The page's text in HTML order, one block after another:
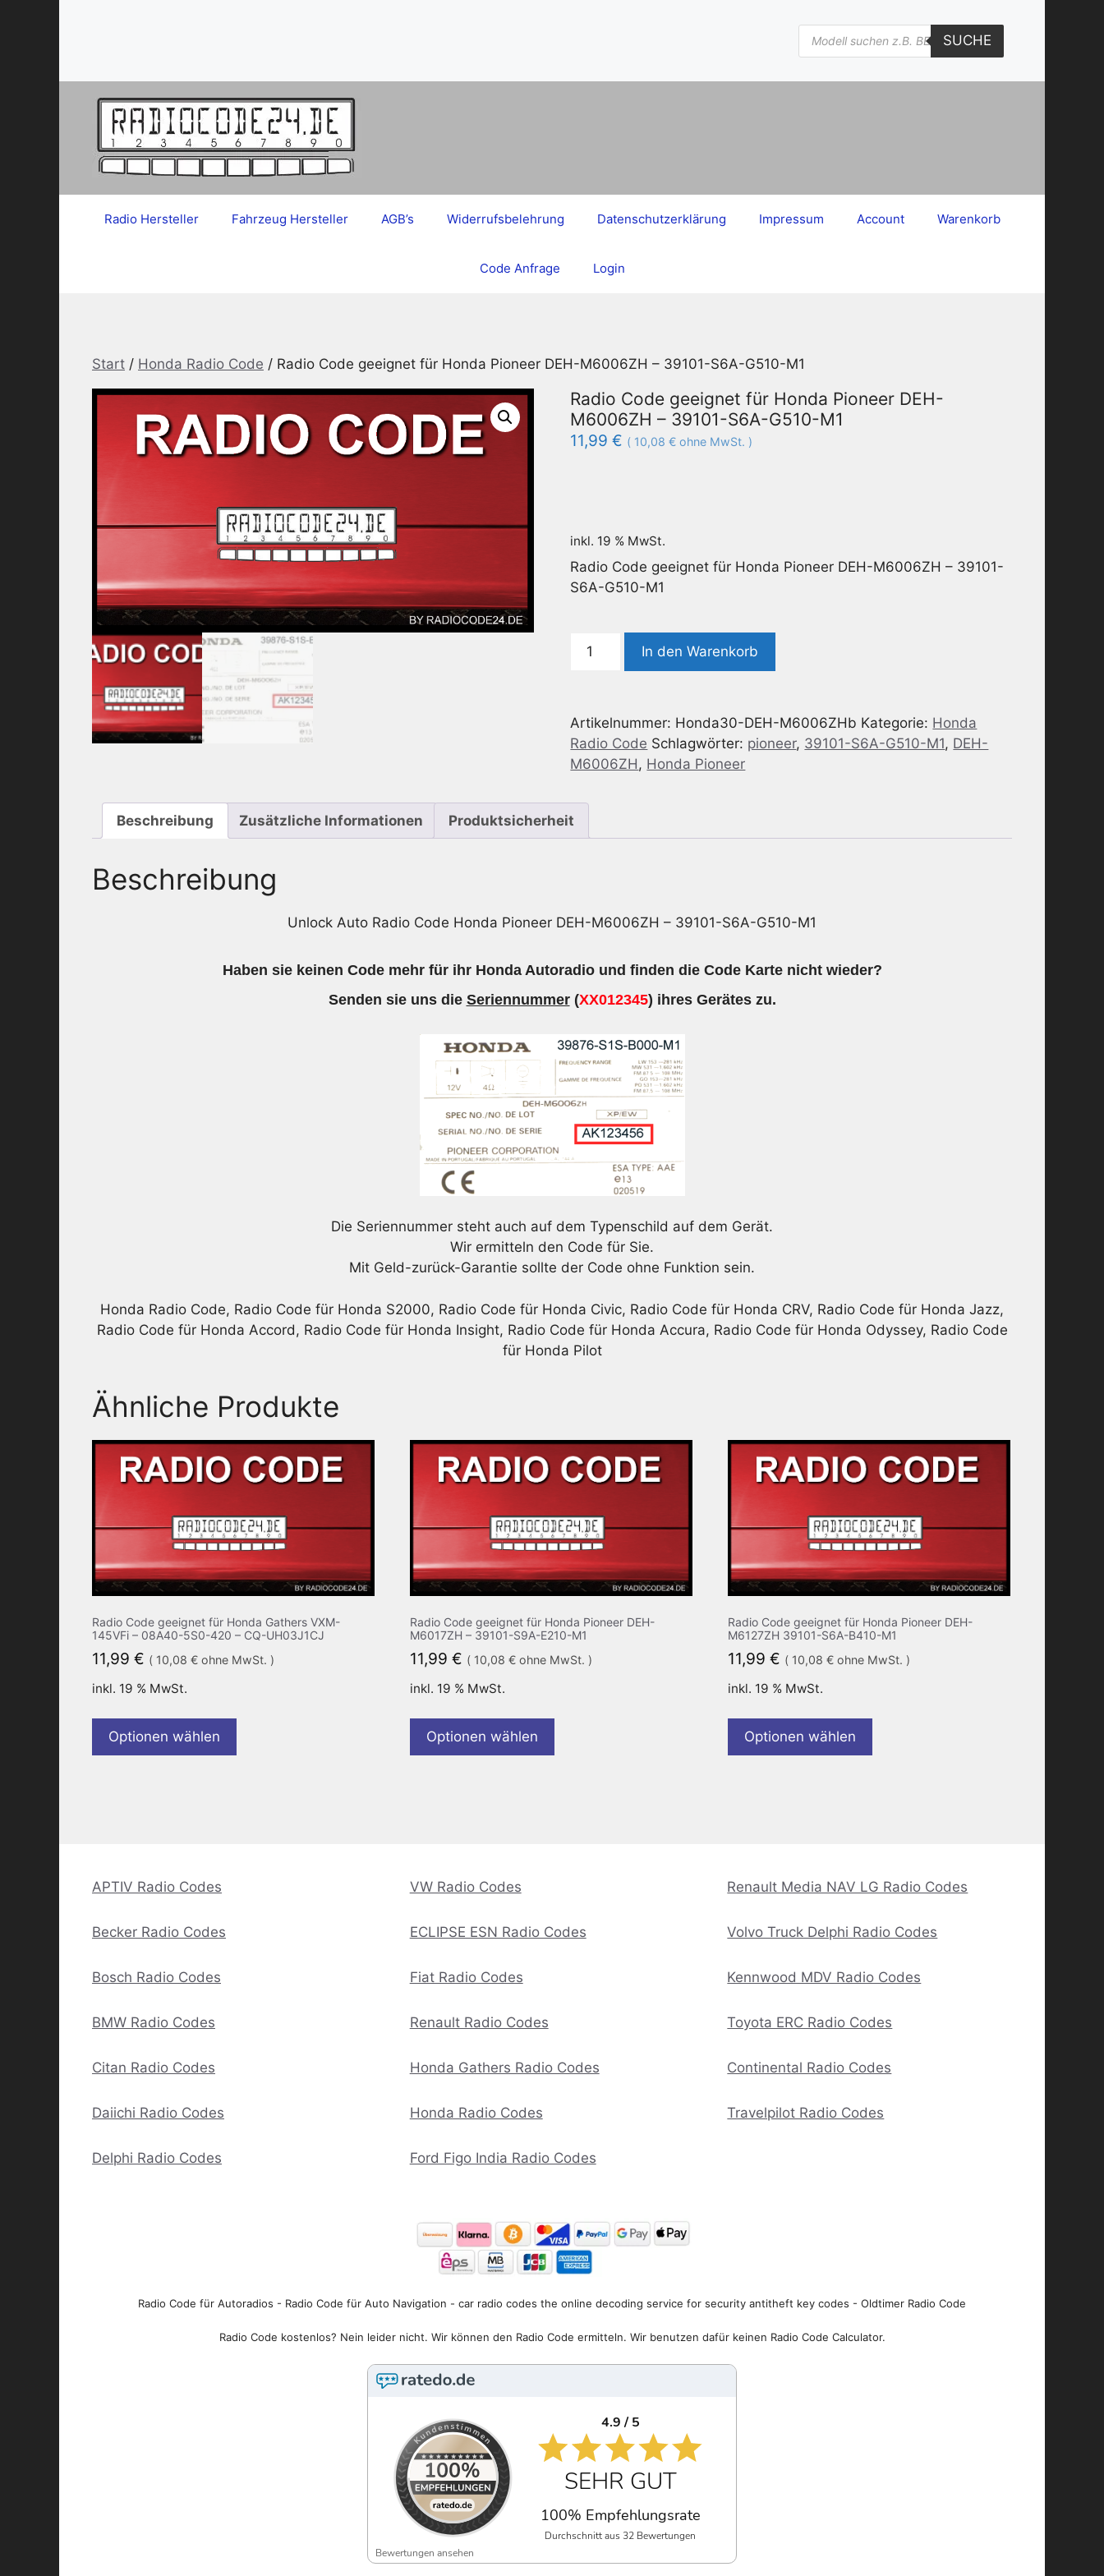
Products
search
SUCHE
Radio Hersteller Fahrzeug Hersteller AGB’s Widerrufsbelehrung Datenschutzerklärung Impressum Account Warenkorb
Code Anfrage Login
Start / Honda Radio Code / Radio Code geeignet für Honda Pioneer DEH-M6006ZH – 39101-S6A-G510-M1
Radio Code geeignet für Honda Pioneer DEH-
M6006ZH – 39101-S6A-G510-M1
11,99€ ( 10,08€ ohne MwSt. )
inkl. 19 % MwSt.
Radio Code geeignet für Honda Pioneer DEH-M6006ZH – 39101-
S6A-G510-M1
Radio
Honda
Pioneer
DEH-
-
39101-
In den Warenkorb
Artikelnummer: Honda30-DEH-M6006ZHb Kategorie: Honda
Radio Code Schlagwörter: pioneer, 39101-S6A-G510-M1, DEH-
M6006ZH, Honda Pioneer
Beschreibung Zusätzliche Informationen Produktsicherheit
Beschreibung
Unlock Auto Radio Code Honda Pioneer DEH-M6006ZH – 39101-S6A-G510-M1
Haben sie keinen Code mehr für ihr Honda Autoradio und finden die Code Karte nicht wieder?
Senden sie uns die Seriennummer(XX012345) ihres Gerätes zu.
Die Seriennummer steht auch auf dem Typenschild auf dem Gerät.
Wir ermitteln den Code für Sie.
Mit Geld-zurück-Garantie sollte der Code ohne Funktion sein.
Honda Radio Code, Radio Code für Honda S2000, Radio Code für Honda Civic, Radio Code für Honda CRV, Radio Code für Honda Jazz,
Radio Code für Honda Accord, Radio Code für Honda Insight, Radio Code für Honda Accura, Radio Code für Honda Odyssey, Radio Code
für Honda Pilot
Ähnliche Produkte
Radio Code geeignet für Honda Gathers VXM-
145VFi – 08A40-5S0-420 – CQ-UH03J1CJ
11,99 € ( 10,08 € ohne MwSt. )
inkl. 19 % MwSt.
Optionen wählen
Radio Code geeignet für Honda Pioneer DEH-
M6017ZH – 39101-S9A-E210-M1
11,99 € ( 10,08 €ohne MwSt. )
inkl. 19 % MwSt.
Optionen wählen
Radio Code geeignet für Honda Pioneer DEH-
M6127ZH 39101-S6A-B410-M1
11,99 € ( 10,08 €ohne MwSt. )
inkl. 19 % MwSt.
Optionen wählen
APTIV Radio Codes
Becker Radio Codes
Bosch Radio Codes
BMW Radio Codes
Citan Radio Codes
Daiichi Radio Codes
Delphi Radio Codes
VW Radio Codes
ECLIPSE ESN Radio Codes
Fiat Radio Codes
Renault Radio Codes
Honda Gathers Radio Codes
Honda Radio Codes
Ford Figo India Radio Codes
Renault Media NAV LG Radio Codes
Volvo Truck Delphi Radio Codes
Kennwood MDV Radio Codes
Toyota ERC Radio Codes
Continental Radio Codes
Travelpilot Radio Codes
Radio Code für Autoradios - Radio Code für Auto Navigation - car radio codes the online decoding service for security antitheft key codes - Oldtimer Radio Code
Radio Code kostenlos? Nein leider nicht. Wir können den Radio Code ermitteln. Wir benutzen dafür keinen Radio Code Calculator.
4.9 / 5
SEHR GUT
100% Empfehlungsrate
Durchschnitt aus 32 Bewertungen
Bewertungen ansehen